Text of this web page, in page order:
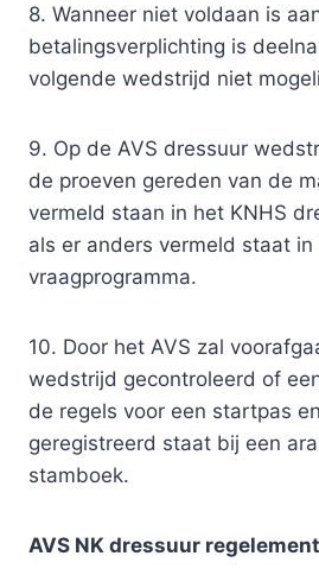
8. Wanneer niet voldaan is
betalingsverplichting is
volgende wedstrijd niet
9. Op de AVS dressuur
de proeven gereden van de
vermeld staan in het KNHS
als er anders vermeld staat in
vraagprogramma.
10. Door het AVS zal
wedstrijd gecontroleerd of
de regels voor een startpas
geregistreerd staat bij een
stamboek.
AVS NK dressuur regelement